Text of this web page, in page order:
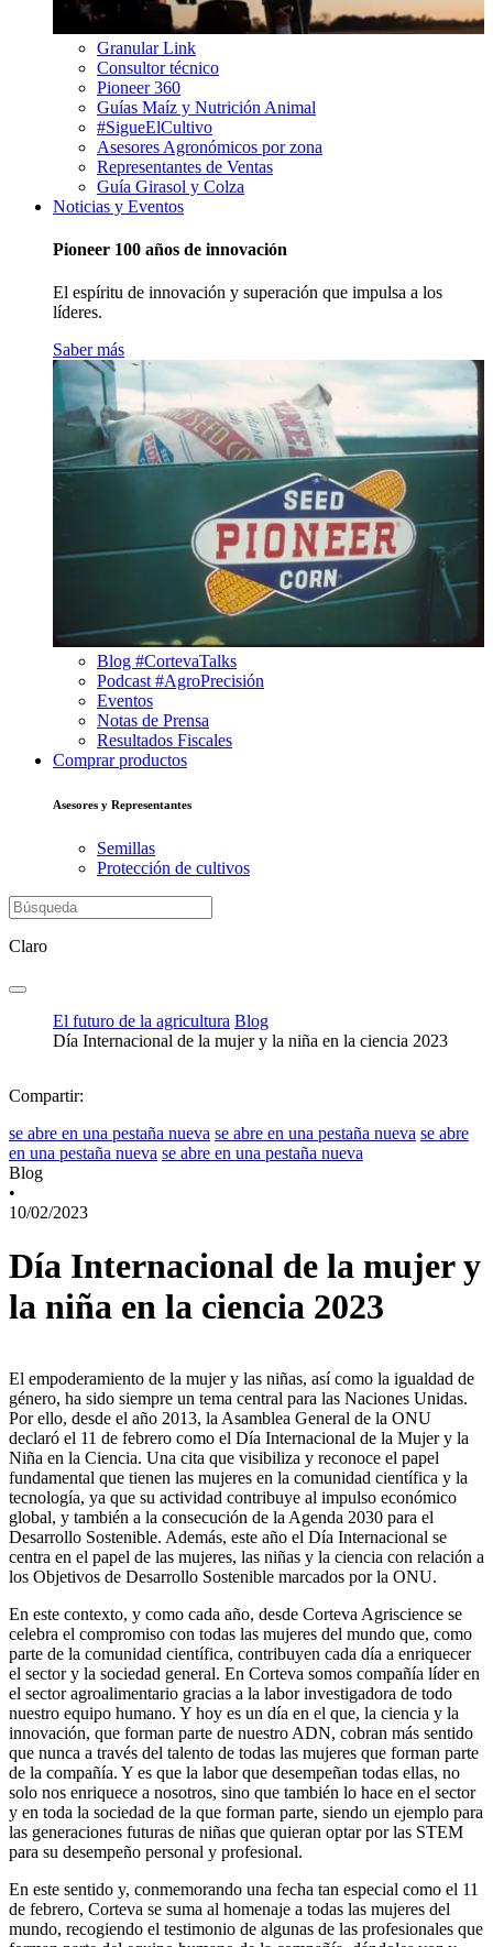
Granular Link
Consultor técnico
Pioneer 360
Guías Maíz y Nutrición Animal
#SigueElCultivo
Asesores Agronómicos por zona
Representantes de Ventas
Guía Girasol y Colza
Noticias y Eventos
Pioneer 100 años de innovación
El espíritu de innovación y superación que impulsa a los
líderes.
Saber más
Blog #CortevaTalks
Podcast #AgroPrecisión
Eventos
Notas de Prensa
Resultados Fiscales
Comprar productos
Asesores y Representantes
Semillas
Protección de cultivos
Claro
El futuro de la agricultura Blog
Día Internacional de la mujer y la niña en la ciencia 2023
Compartir:
se abre en una pestaña nueva se abre en una pestaña nueva se abre
en una pestaña nueva se abre en una pestaña nueva
Blog
•
10/02/2023
Día Internacional de la mujer y
la niña en la ciencia 2023
El empoderamiento de la mujer y las niñas, así como la igualdad de
género, ha sido siempre un tema central para las Naciones Unidas.
Por ello, desde el año 2013, la Asamblea General de la ONU
declaró el 11 de febrero como el Día Internacional de la Mujer y la
Niña en la Ciencia. Una cita que visibiliza y reconoce el papel
fundamental que tienen las mujeres en la comunidad científica y la
tecnología, ya que su actividad contribuye al impulso económico
global, y también a la consecución de la Agenda 2030 para el
Desarrollo Sostenible. Además, este año el Día Internacional se
centra en el papel de las mujeres, las niñas y la ciencia con relación a
los Objetivos de Desarrollo Sostenible marcados por la ONU.
En este contexto, y como cada año, desde Corteva Agriscience se
celebra el compromiso con todas las mujeres del mundo que, como
parte de la comunidad científica, contribuyen cada día a enriquecer
el sector y la sociedad general. En Corteva somos compañía líder en
el sector agroalimentario gracias a la labor investigadora de todo
nuestro equipo humano. Y hoy es un día en el que, la ciencia y la
innovación, que forman parte de nuestro ADN, cobran más sentido
que nunca a través del talento de todas las mujeres que forman parte
de la compañía. Y es que la labor que desempeñan todas ellas, no
solo nos enriquece a nosotros, sino que también lo hace en el sector
y en toda la sociedad de la que forman parte, siendo un ejemplo para
las generaciones futuras de niñas que quieran optar por las STEM
para su desempeño personal y profesional.
En este sentido y, conmemorando una fecha tan especial como el 11
de febrero, Corteva se suma al homenaje a todas las mujeres del
mundo, recogiendo el testimonio de algunas de las profesionales que